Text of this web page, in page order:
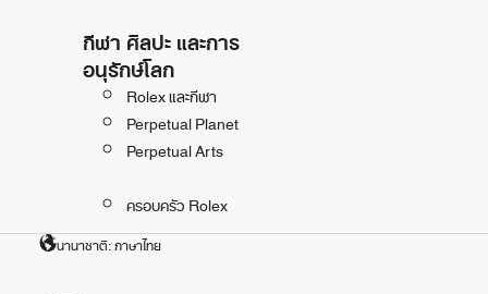
กีฬา ศิลปะ และการ
อนุรักษ์โลก
Rolex และกีฬา
Perpetual Planet
Perpetual Arts
ครอบครัว Rolex
นานาชาติ: ภาษาไทย